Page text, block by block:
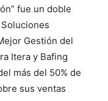
fue un doble
Gestión del
Itera y Bafing
más del 50% de
sus ventas